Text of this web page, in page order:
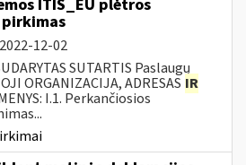
ITIS_EU plėtros
pirkimas
2022-12-02
SUTARTIS Paslaugų
ORGANIZACIJA, ADRESAS IR
I.1. Perkančiosios